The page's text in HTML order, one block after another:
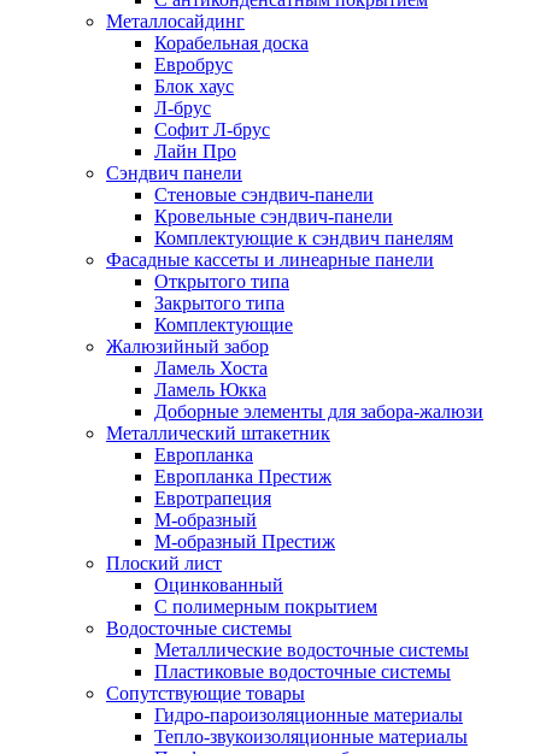
Металлосайдинг
Корабельная доска
Евробрус
Блок хаус
Л-брус
Софит Л-брус
Лайн Про
Сэндвич панели
Стеновые сэндвич-панели
Кровельные сэндвич-панели
Комплектующие к сэндвич панелям
Фасадные кассеты и линеарные панели
Открытого типа
Закрытого типа
Комплектующие
Жалюзийный забор
Ламель Хоста
Ламель Юкка
Доборные элементы для забора-жалюзи
Металлический штакетник
Европланка
Европланка Престиж
Евротрапеция
М-образный
М-образный Престиж
Плоский лист
Оцинкованный
С полимерным покрытием
Водосточные системы
Металлические водосточные системы
Пластиковые водосточные системы
Сопутствующие товары
Гидро-пароизоляционные материалы
Тепло-звукоизоляционные материалы